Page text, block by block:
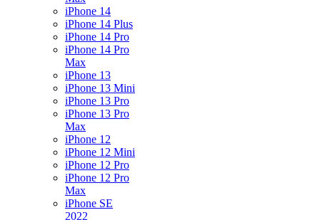
iPhone 14
iPhone 14 Plus
iPhone 14 Pro
iPhone 14 Pro
Max
iPhone 13
iPhone 13 Mini
iPhone 13 Pro
iPhone 13 Pro
Max
iPhone 12
iPhone 12 Mini
iPhone 12 Pro
iPhone 12 Pro
Max
iPhone SE
2022